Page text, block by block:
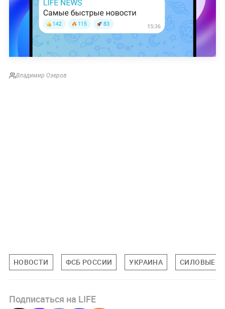
Владимир Озеров
НОВОСТИ ФСБ РОССИИ УКРАИНА СИЛОВЫЕ
Подписаться на LIFE